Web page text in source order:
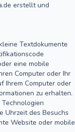
erstellt und
Textdokumente
eine mobile
Computer oder Ihr
Ihrem Computer oder
zu erhalten.
Uhrzeit des Besuchs
Website oder mobile